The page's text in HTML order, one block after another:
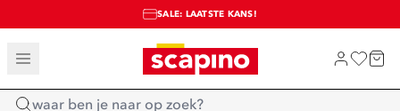
TOT 70% KORTING OP SALE
SALE: LAATSTE KANS!
SHOP NIEUW
Home